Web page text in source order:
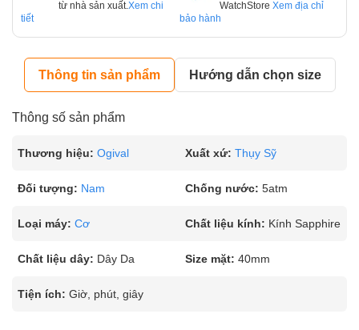
từ nhà sản xuất. Xem chi
tiết
WatchStore Xem địa chỉ
bảo hành
Thông tin sản phẩm Hướng dẫn chọn size
Thông số sản phẩm
Thương hiệu: Ogival Xuất xứ: Thụy Sỹ
Đối tượng: Nam Chống nước: 5atm
Loại máy: Cơ Chất liệu kính: Kính Sapphire
Chất liệu dây: Dây Da Size mặt: 40mm
Tiện ích: Giờ, phút, giây